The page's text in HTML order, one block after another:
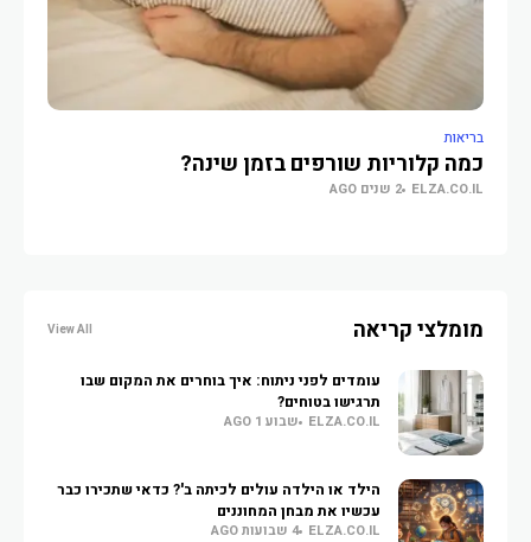
בריאות
כמה קלוריות שורפים בזמן שינה?
ELZA.CO.IL 2 שנים AGO
מומלצי קריאה View All
עומדים לפני ניתוח: איך בוחרים את המקום שבו
תרגישו בטוחים?
ELZA.CO.IL שבוע 1 AGO
הילד או הילדה עולים לכיתה ב'? כדאי שתכירו כבר
עכשיו את מבחן המחוננים
ELZA.CO.IL 4 שבועות AGO